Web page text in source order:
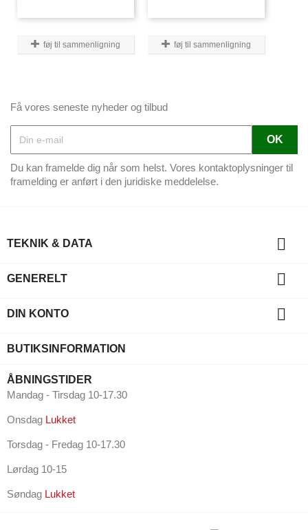
føj til sammenligning føj til sammenligning
Få vores seneste nyheder og tilbud
Du kan framelde dig når som helst. Vores kontaktoplysninger til
framelding er anført i den juridiske meddelelse.
TEKNIK & DATA 
GENERELT 
DIN KONTO 
BUTIKSINFORMATION
ÅBNINGSTIDER
Mandag - Tirsdag 10-17.30
Onsdag Lukket
Torsdag - Fredag 10-17.30
Lørdag 10-15
Søndag Lukket